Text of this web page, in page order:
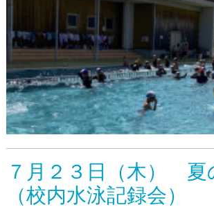
７月２３日（木） 夏
（校内水泳記録会）